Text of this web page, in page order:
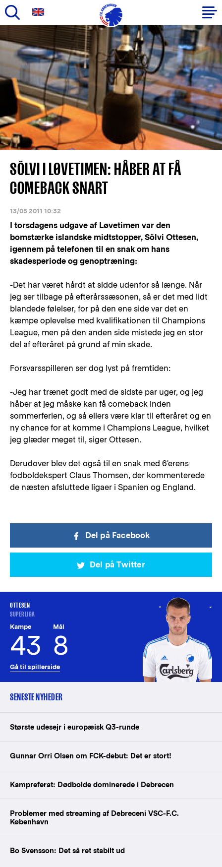
til
hovedindhold
Primær
navigation
SÖLVI I LØVETIMEN: HÅBER AT FÅ
COMEBACK SNART
13/05 2011 10:32
I torsdagens udgave af Løvetimen var den
bomstærke islandske midtstopper, Sölvi Ottesen,
igennem på telefonen til en snak om hans
skadesperiode og genoptræning:
-Det har været hårdt at sidde udenfor så længe. Når
jeg ser tilbage på efterårssæsonen, så er det med lidt
blandede følelser, for på den ene side var det en
kæmpe oplevelse med kvalifikationen til Champions
League, men på den anden side mistede jeg en stor
del af efteråret på grund af min skade.
Forsvarsspilleren ser dog lyst på fremtiden:
-Jeg har trænet godt med de sidste par uger, og jeg
håber at jeg måske kan få comeback inden
sommerferien, og så ellers være klar til efteråret og en
ny chance for at komme i Champions League, hvilket
jeg glæder meget til, siger Ottesen.
Derudover blev det også til en snak med 6'erens
fodboldekspert Claus Thomsen, der kommenterede
de næsten afsluttede ligaer i Spanien og England.
Del på Facebook
Del på Twitter
OTTESEN
SUPERLIGA
Kampe
43
Mål
8
Gå til spillerside
SENESTE NYHEDER
Største udesejr i europæisk Q3-runde
Gunnar Orri Olsen om FCK-debut: Det er stort!
Kampreferat: Dødbolde dominerede i Debrecen
Problemer med streaming af Debreceni VSC-F.C.
København
Bo Svensson: Det så ret stabilt ud